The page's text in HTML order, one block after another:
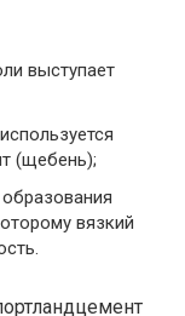
выступает
(щебень);
вязкий